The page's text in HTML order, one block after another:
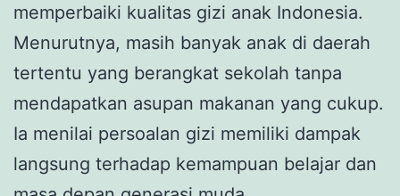
memperbaiki kualitas gizi anak Indonesia.
Menurutnya, masih banyak anak di daerah
tertentu yang berangkat sekolah tanpa
mendapatkan asupan makanan yang cukup.
Ia menilai persoalan gizi memiliki dampak
langsung terhadap kemampuan belajar dan